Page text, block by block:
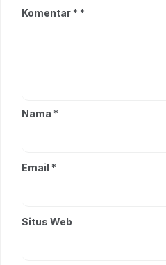
Komentar *
Nama *
Email *
Situs Web